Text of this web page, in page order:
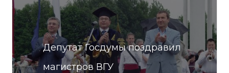
Депутат Госдумы поздравил
магистров ВГУ